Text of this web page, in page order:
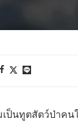
ป็นทูตสัตว์ป่าคน